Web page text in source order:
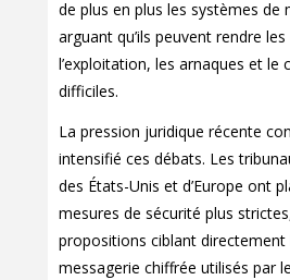
de plus en plus les systèmes de
arguant qu’ils peuvent rendre
l’exploitation, les arnaques et le
difficiles.
La pression juridique récente
intensifié ces débats. Les
des États-Unis et d’Europe ont
mesures de sécurité plus
propositions ciblant directement
messagerie chiffrée utilisés par